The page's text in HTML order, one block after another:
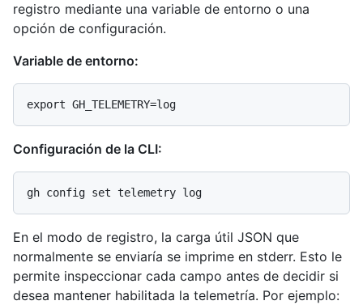
registro mediante una variable de entorno o una
opción de configuración.
Variable de entorno:
Configuración de la CLI:
En el modo de registro, la carga útil JSON que
normalmente se enviaría se imprime en stderr. Esto le
permite inspeccionar cada campo antes de decidir si
desea mantener habilitada la telemetría. Por ejemplo: